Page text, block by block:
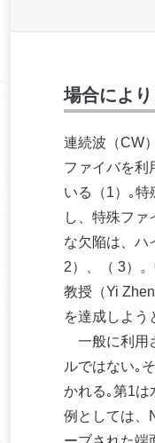
場合によ
連続波（CW
ファイバを利
いる（1）｡
し、特殊フ
な欠陥は、ハ
2）、（ 3）
教授（Yi
を達成しよう
一般に利用
ルではない｡
かれる｡第1は
例としては、